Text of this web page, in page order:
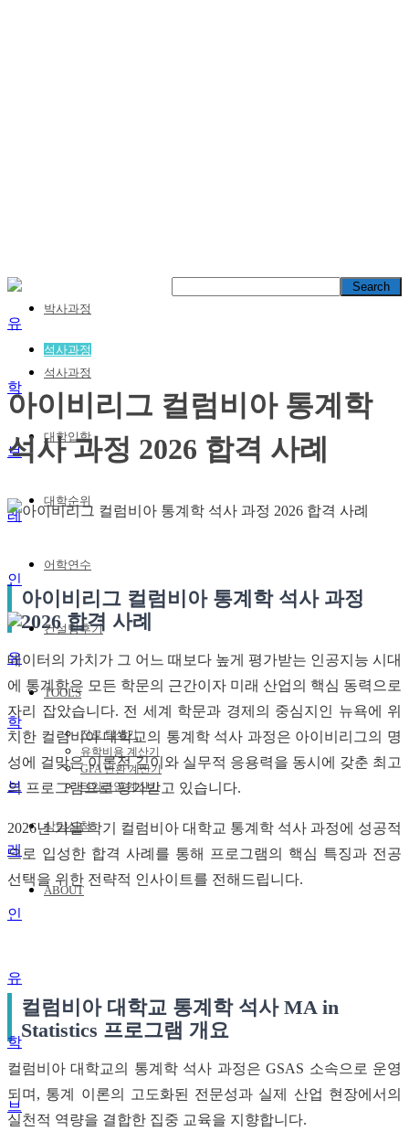
유
학
브
박사과정
석사과정
대학입학
대학순위
어학연수
컨설팅후기
TOOLS
진로 탐색기
유학비용 계산기
GPA 변환 계산기
타임라인 계산기
상담신청
ABOUT
석사과정
아이비리그 컬럼비아 통계학
석사 과정 2026 합격 사례
아이비리그 컬럼비아 통계학 석사 과정
2026 합격 사례
데이터의 가치가 그 어느 때보다 높게 평가받는 인공지능 시대
에 통계학은 모든 학문의 근간이자 미래 산업의 핵심 동력으로
자리 잡았습니다. 전 세계 학문과 경제의 중심지인 뉴욕에 위
치한 컬럼비아 대학교의 통계학 석사 과정은 아이비리그의 명
성에 걸맞은 이론적 깊이와 실무적 응용력을 동시에 갖춘 최고
의 프로그램으로 평가받고 있습니다.
2026년 가을 학기 컬럼비아 대학교 통계학 석사 과정에 성공적
으로 입성한 합격 사례를 통해 프로그램의 핵심 특징과 전공
선택을 위한 전략적 인사이트를 전해드립니다.
컬럼비아 대학교 통계학 석사 MA in
Statistics 프로그램 개요
컬럼비아 대학교의 통계학 석사 과정은 GSAS 소속으로 운영
되며, 통계 이론의 고도화된 전문성과 실제 산업 현장에서의
실천적 역량을 결합한 집중 교육을 지향합니다.